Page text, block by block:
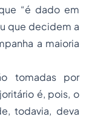
“é dado em
que decidem a
a maioria
tomadas por
é, pois, o
todavia, deva